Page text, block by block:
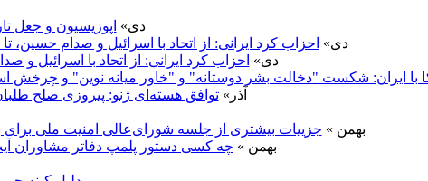
21 دی» اپوزیسیون و جعل
8 دی» احزاب کرد ایرانی: از اتحاد با اسرائیل و صدام
8 دی» احزاب کرد ایرانی: از اتحاد با اسرائیل
با ایران: شکست "دخالت بشر دوستانه" و "خاور میانه نوین" و
8 آذر»توافق هسته‌ای ژنو: پیروزی صلح
9 بهمن » جزییات بیشتری از جلسه شورای‌عالی امنیت ملی
9 بهمن » چه کسی دستور پلمپ دفاتر مشاوران